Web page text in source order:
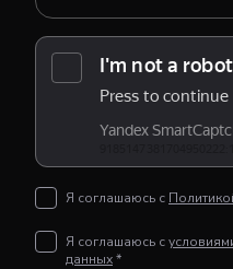
Я соглашаюсь с
Я соглашаюсь с
данных*